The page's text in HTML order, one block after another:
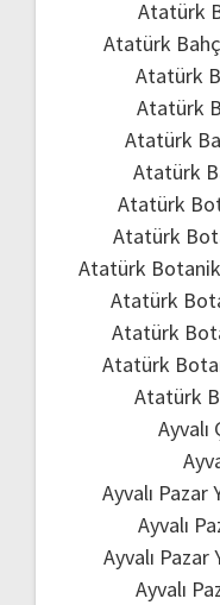
Atatürk
Atatürk
Atatürk
Atatürk
Atatürk
Atatürk
Atatürk
Atatürk
Atatürk
Atatürk
Atatürk
Atatürk
Atatürk
Ayvalı
Ayvalı
Ayvalı
Ayvalı
Ayvalı